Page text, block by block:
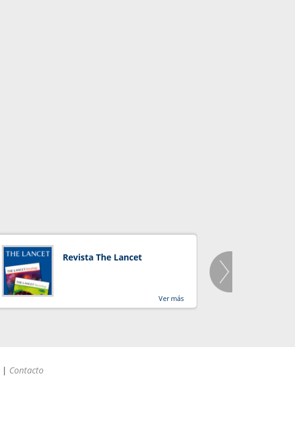
Revista The Lancet
Ver más
| Contacto